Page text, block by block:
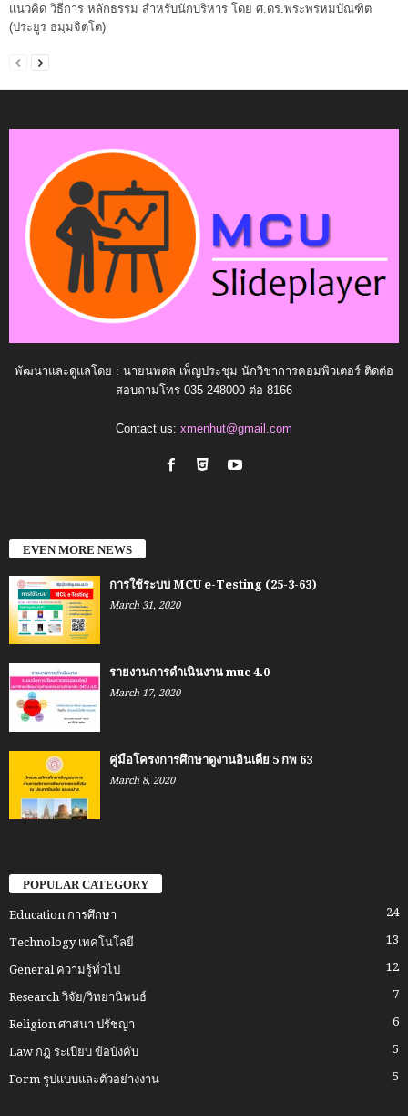
แนวคิด วิธีการ หลักธรรม สำหรับนักบริหาร โดย ศ.ดร.พระพรหมบัณฑิต
(ประยูร ธมฺมจิตฺโต)
พัฒนาและดูแลโดย : นายนพดล เพ็ญประชุม นักวิชาการคอมพิวเตอร์ ติดต่อ
สอบถามโทร 035-248000 ต่อ 8166
Contact us: xmenhut@gmail.com
EVEN MORE NEWS
การใช้ระบบ MCU e-Testing (25-3-63)
March 31, 2020
รายงานการดำเนินงาน muc 4.0
March 17, 2020
คู่มือโครงการศึกษาดูงานอินเดีย 5 กพ 63
March 8, 2020
POPULAR CATEGORY
Education การศึกษา 24
Technology เทคโนโลยี 13
General ความรู้ทั่วไป 12
Research วิจัย/วิทยานิพนธ์ 7
Religion ศาสนา ปรัชญา 6
Law กฎ ระเบียบ ข้อบังคับ 5
Form รูปแบบและตัวอย่างงาน 5